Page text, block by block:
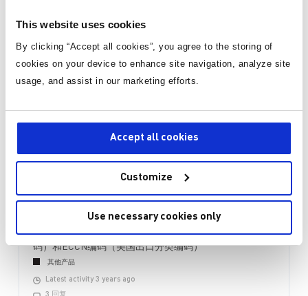
This website uses cookies
By clicking “Accept all cookies”, you agree to the storing of
cookies on your device to enhance site navigation, analyze site
usage, and assist in our marketing efforts.
Accept all cookies
Customize
Use necessary cookies only
MPS 工程师24小时内回复您！
产品的ECCN编码和HTS编码
在哪里可以找到特定设备的HTS编码（美国海关关税编
码）和ECCN编码（美国出口分类编码）
其他产品
Latest activity 3 years ago